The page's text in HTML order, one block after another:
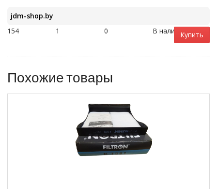
jdm-shop.by
154
1 0 В наличииКупить
Похожие товары